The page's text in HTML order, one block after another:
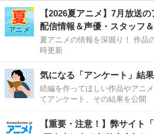
【2026夏アニメ】7月放送
配信情報＆声優・スタッフ＆
夏アニメの情報を深掘り！ 作品
時更新
気になる「アンケート」結
続編を作ってほしい作品やアニ
てアンケート、その結果を公開
【重要・注意！】弊サイト